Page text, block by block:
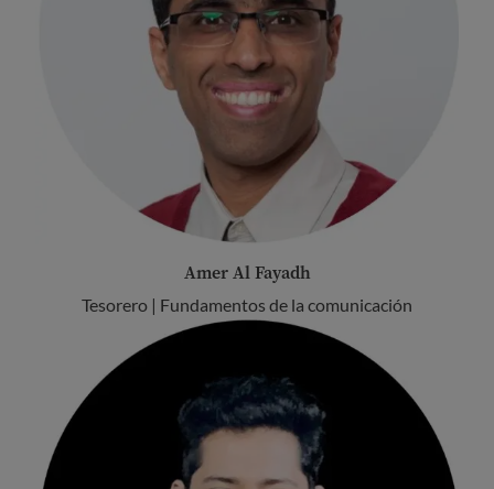
Amer Al Fayadh
Tesorero | Fundamentos de la comunicación